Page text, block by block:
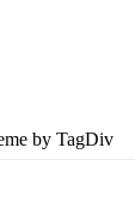
by TagDiv